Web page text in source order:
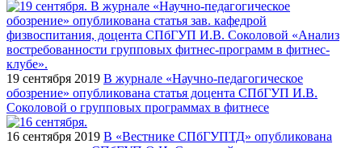
19 сентября 2019 В журнале «Научно-педагогическое
обозрение» опубликована статья доцента СПбГУП И.В.
Соколовой о групповых программах в фитнесе
16 сентября 2019 В «Вестнике СПбГУПТД» опубликована